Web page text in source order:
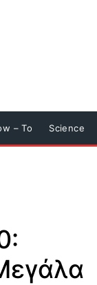
– To Science